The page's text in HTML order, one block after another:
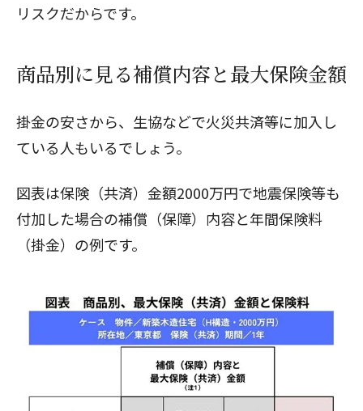
リスクだからです。
商品別に見る補償内容と最大保険金額
掛金の安さから、生協などで火災共済等に加入し
ている人もいるでしょう。
図表は保険（共済）金額2000万円で地震保険等も
付加した場合の補償（保障）内容と年間保険料
（掛金）の例です。